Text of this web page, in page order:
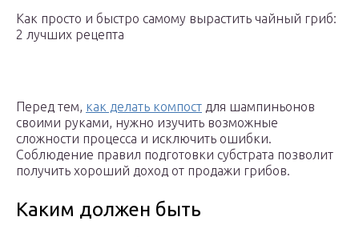
Как просто и быстро самому вырастить чайный гриб:
2 лучших рецепта
Перед тем, как делать компост для шампиньонов
своими руками, нужно изучить возможные
сложности процесса и исключить ошибки.
Соблюдение правил подготовки субстрата позволит
получить хороший доход от продажи грибов.
Каким должен быть